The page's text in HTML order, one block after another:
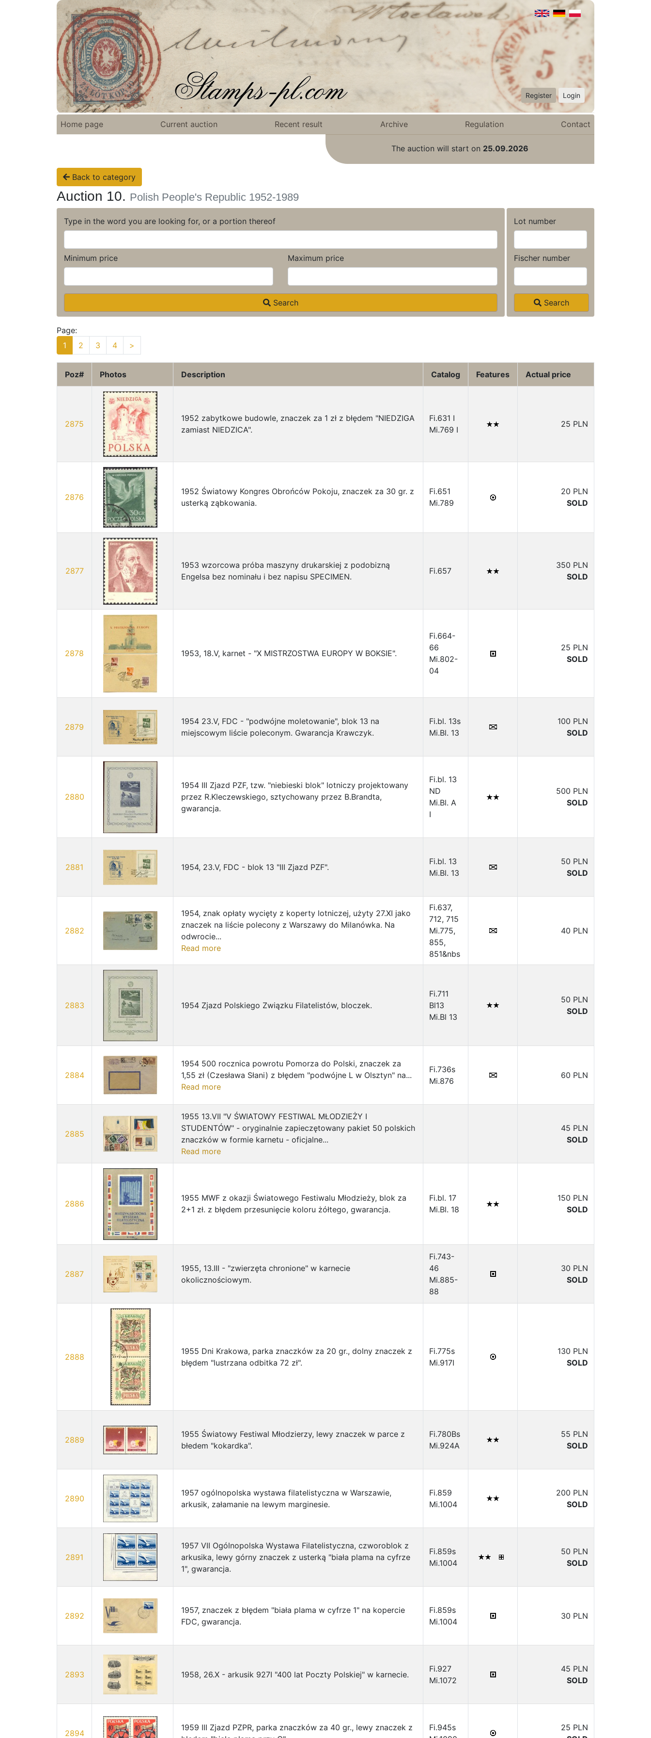
Register Login
Home page Current auction Recent result Archive Regulation Contact
The auction will start on 25.09.2026
Back to category
Auction 10. Polish People's Republic 1952-1989
Type in the word you are looking for, or a portion thereof
Minimum price Maximum price
Search
Lot number
Fischer number
Search
Page:
1
2 3 4 >
Poz# Photos Description Catalog Features Actual price
2875
1952 zabytkowe budowle, znaczek za 1 zł z błędem "NIEDZIGA
zamiast NIEDZICA".
Fi.631 I
Mi.769 I
25 PLN
2876
1952 Światowy Kongres Obrońców Pokoju, znaczek za 30 gr. z
usterką ząbkowania.
Fi.651
Mi.789
20 PLN
SOLD
2877
1953 wzorcowa próba maszyny drukarskiej z podobizną
Engelsa bez nominału i bez napisu SPECIMEN.
Fi.657
350 PLN
SOLD
2878 1953, 18.V, karnet - "X MISTRZOSTWA EUROPY W BOKSIE".
Fi.664-
66
Mi.802-
04
25 PLN
SOLD
2879
1954 23.V, FDC - "podwójne moletowanie", blok 13 na
miejscowym liście poleconym. Gwarancja Krawczyk.
Fi.bl. 13s
Mi.Bl. 13
100 PLN
SOLD
2880
1954 III Zjazd PZF, tzw. "niebieski blok" lotniczy projektowany
przez R.Kleczewskiego, sztychowany przez B.Brandta,
gwarancja.
Fi.bl. 13
ND
Mi.Bl. A
I
500 PLN
SOLD
2881 1954, 23.V, FDC - blok 13 "III Zjazd PZF".
Fi.bl. 13
Mi.Bl. 13
50 PLN
SOLD
2882
1954, znak opłaty wycięty z koperty lotniczej, użyty 27.XI jako
znaczek na liście polecony z Warszawy do Milanówka. Na
odwrocie...
Read more
Fi.637,
712, 715
Mi.775,
855,
851&nbs
40 PLN
2883 1954 Zjazd Polskiego Związku Filatelistów, bloczek.
Fi.711
Bl13
Mi.Bl 13
50 PLN
SOLD
2884
1954 500 rocznica powrotu Pomorza do Polski, znaczek za
1,55 zł (Czesława Słani) z błędem "podwójne L w Olsztyn" na...
Read more
Fi.736s
Mi.876
60 PLN
2885
1955 13.VII "V ŚWIATOWY FESTIWAL MŁODZIEŻY I
STUDENTÓW" - oryginalnie zapieczętowany pakiet 50 polskich
znaczków w formie karnetu - oficjalne...
Read more
45 PLN
SOLD
2886
1955 MWF z okazji Światowego Festiwalu Młodzieży, blok za
2+1 zł. z błędem przesunięcie koloru żółtego, gwarancja.
Fi.bl. 17
Mi.Bl. 18
150 PLN
SOLD
2887
1955, 13.III - "zwierzęta chronione" w karnecie
okolicznościowym.
Fi.743-
46
Mi.885-
88
30 PLN
SOLD
2888
1955 Dni Krakowa, parka znaczków za 20 gr., dolny znaczek z
błędem "lustrzana odbitka 72 zł".
Fi.775s
Mi.917I
130 PLN
SOLD
2889
1955 Światowy Festiwal Młodzierzy, lewy znaczek w parce z
błedem "kokardka".
Fi.780Bs
Mi.924A
55 PLN
SOLD
2890
1957 ogólnopolska wystawa filatelistyczna w Warszawie,
arkusik, załamanie na lewym marginesie.
Fi.859
Mi.1004
200 PLN
SOLD
2891
1957 VII Ogólnopolska Wystawa Filatelistyczna, czworoblok z
arkusika, lewy górny znaczek z usterką "biała plama na cyfrze
1", gwarancja.
Fi.859s
Mi.1004
50 PLN
SOLD
2892
1957, znaczek z błędem "biała plama w cyfrze 1" na kopercie
FDC, gwarancja.
Fi.859s
Mi.1004
30 PLN
2893 1958, 26.X - arkusik 927I "400 lat Poczty Polskiej" w karnecie.
Fi.927
Mi.1072
45 PLN
SOLD
2894
1959 III Zjazd PZPR, parka znaczków za 40 gr., lewy znaczek z
Fi.945s
25 PLN